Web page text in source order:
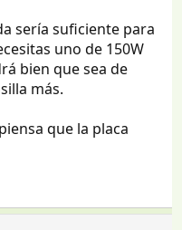
sería suficiente para
uno de 150W
bien que sea de
más.
que la placa